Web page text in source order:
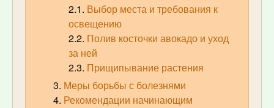
Выбор места и требования к
освещению
Полив косточки авокадо и уход
за ней
Прищипывание растения
Меры борьбы с болезнями
Рекомендации начинающим